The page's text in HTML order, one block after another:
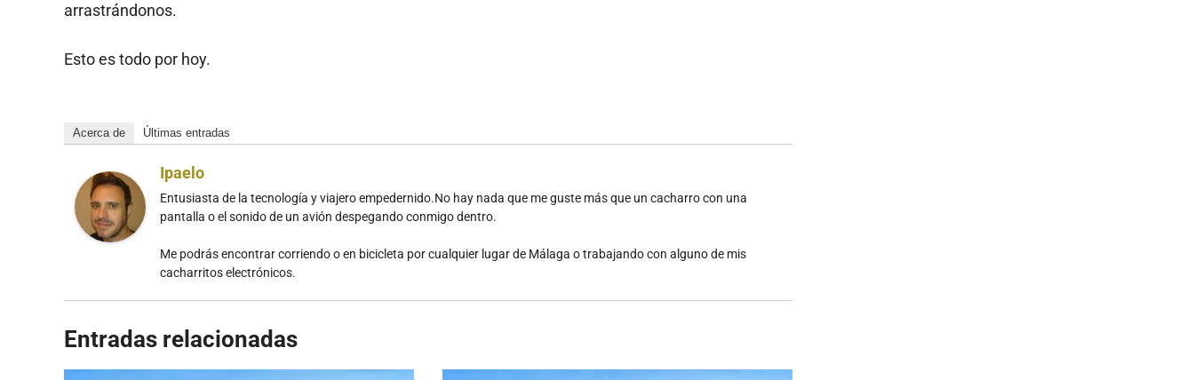
arrastrándonos.
Esto es todo por hoy.
Acerca de Últimas entradas
Ipaelo
Entusiasta de la tecnología y viajero empedernido.No hay nada que me guste más que un cacharro con una
pantalla o el sonido de un avión despegando conmigo dentro.
Me podrás encontrar corriendo o en bicicleta por cualquier lugar de Málaga o trabajando con alguno de mis
cacharritos electrónicos.
Entradas relacionadas